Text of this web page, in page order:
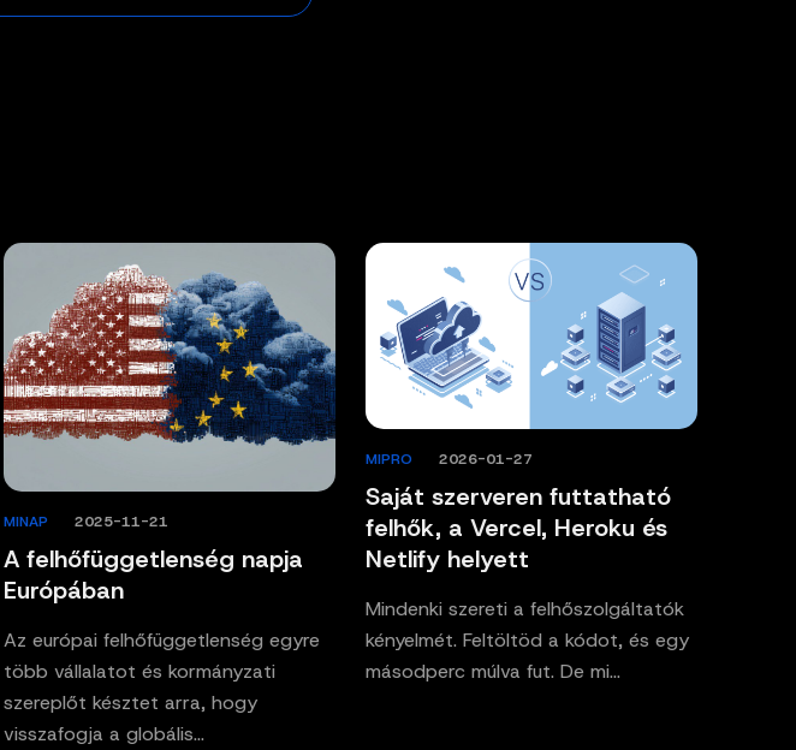
A felhőfüggetlenség napja
Európában
MINAP 2025-11-21
Az európai felhőfüggetlenség egyre
több vállalatot és kormányzati
szereplőt késztet arra, hogy
visszafogja a globális…
Saját szerveren futtatható
felhők, a Vercel, Heroku és
Netlify helyett
MIPRO 2026-01-27
Mindenki szereti a felhőszolgáltatók
kényelmét. Feltöltöd a kódot, és egy
másodperc múlva fut. De mi…